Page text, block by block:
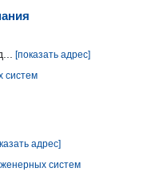
[показать адрес]
систем
адрес]
систем